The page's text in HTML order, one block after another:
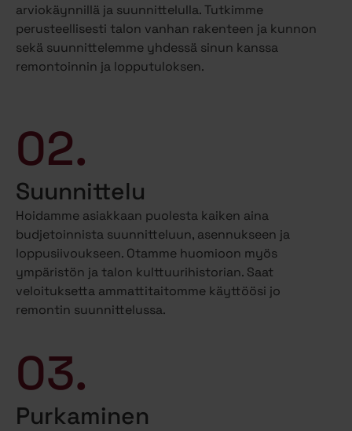
arviokäynnillä ja suunnittelulla. Tutkimme
perusteellisesti talon vanhan rakenteen ja kunnon
sekä suunnittelemme yhdessä sinun kanssa
remontoinnin ja lopputuloksen.
02.
Suunnittelu
Hoidamme asiakkaan puolesta kaiken aina
budjetoinnista suunnitteluun, asennukseen ja
loppusiivoukseen. Otamme huomioon myös
ympäristön ja talon kulttuurihistorian. Saat
veloituksetta ammattitaitomme käyttöösi jo
remontin suunnittelussa.
03.
Purkaminen